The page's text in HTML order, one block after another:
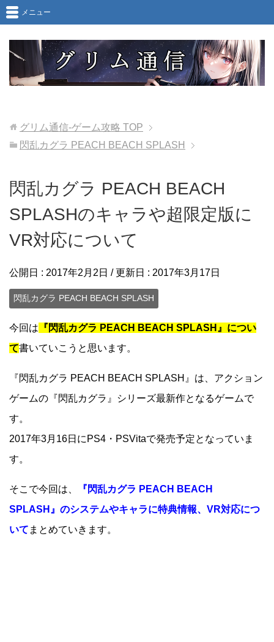
メニュー
グリム通信-ゲーム攻略 TOP
閃乱カグラ PEACH BEACH SPLASH
閃乱カグラ PEACH BEACH
SPLASHのキャラや超限定版に
VR対応について
公開日 : 2017年2月2日 / 更新日 : 2017年3月17日
閃乱カグラ PEACH BEACH SPLASH
今回は 『閃乱カグラ PEACH BEACH SPLASH』につい
て書いていこうと思います。
『閃乱カグラ PEACH BEACH SPLASH』は、アクション
ゲームの『閃乱カグラ』シリーズ最新作となるゲームで
す。
2017年3月16日にPS4・PSVitaで発売予定となっていま
す。
そこで今回は、
『閃乱カグラ PEACH BEACH
SPLASH』のシステムやキャラに特典情報、VR対応につ
いて まとめていきます。